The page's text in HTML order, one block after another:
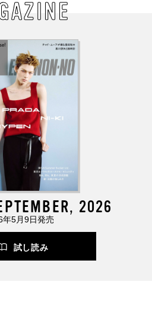
2026
年5月9日発売
試し読み